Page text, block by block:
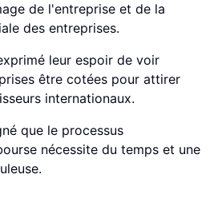
de l'entreprise et de la
des entreprises.
leur espoir de voir
être cotées pour attirer
internationaux.
que le processus
nécessite du temps et une